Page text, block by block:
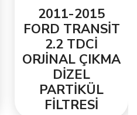
2011-2015
FORD TRANSİT
2.2 TDCİ
ORJİNAL ÇIKMA
DİZEL
PARTİKÜL
FİLTRESİ